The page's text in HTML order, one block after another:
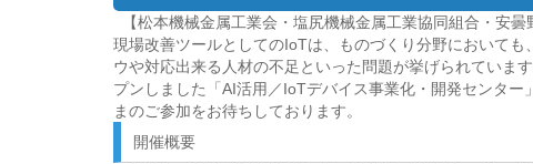
【松本機械金属工業会・塩尻機械金属工業協同組合・安
現場改善ツールとしてのIoTは、ものづくり分野において
ウや対応出来る人材の不足といった問題が挙げられていま
プンしました「AI活用／IoTデバイス事業化・開発センター
まのご参加をお待ちしております。
開催概要